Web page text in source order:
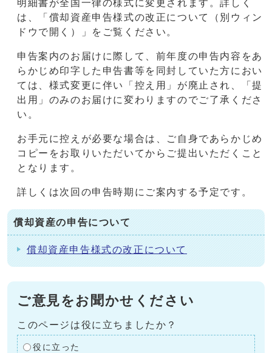
明細書が全国一律の様式に変更されます。詳しく
は、「償却資産申告様式の改正について（別ウィン
ドウで開く）」をご覧ください。
申告案内のお届けに際して、前年度の申告内容をあ
らかじめ印字した申告書等を同封していた方におい
ては、様式変更に伴い「控え用」が廃止され、「提
出用」のみのお届けに変わりますのでご了承くださ
い。
お手元に控えが必要な場合は、ご自身であらかじめ
コピーをお取りいただいてからご提出いただくこと
となります。
詳しくは次回の申告時期にご案内する予定です。
償却資産の申告について
償却資産申告様式の改正について
ご意見をお聞かせください
このページは役に立ちましたか？
役に立った